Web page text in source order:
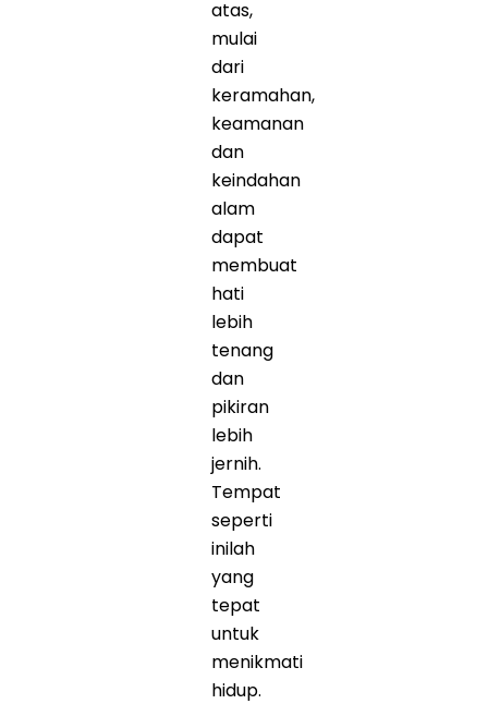
atas,
mulai
dari
keramahan,
keamanan
dan
keindahan
alam
dapat
membuat
hati
lebih
tenang
dan
pikiran
lebih
jernih.
Tempat
seperti
inilah
yang
tepat
untuk
menikmati
hidup.